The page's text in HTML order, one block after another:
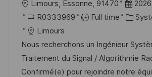
L
o
c
a
t
i
Limours, Essonne, 91470
P
o
t
e
d
J
o
b
I
d
R0333969 Full time
C
t
e
g
Limours
Nous recherchons un Ingénieur
Traitement du Signal / Algorithmie
Confirmé(e) pour rejoindre notre